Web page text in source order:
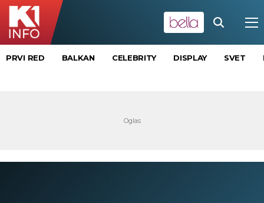
PRVI RED BALKAN CELEBRITY DISPLAY SVET